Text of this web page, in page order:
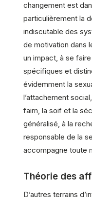
changement est
particulièrement la
indiscutable des
de motivation dans
un impact, à se
spécifiques et
évidemment la
l’attachement
faim, la soif et la
généralisé, à la
responsable de la
accompagne toute
Théorie des
D’autres terrains